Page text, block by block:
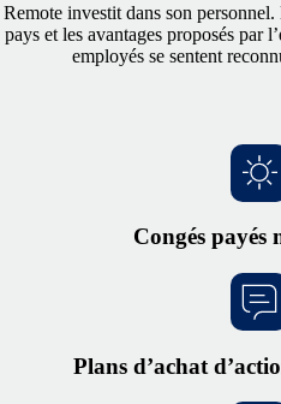
Remote investit dans son
pays et les avantages proposés par
employés se sentent
Congés payés
Plans d’achat